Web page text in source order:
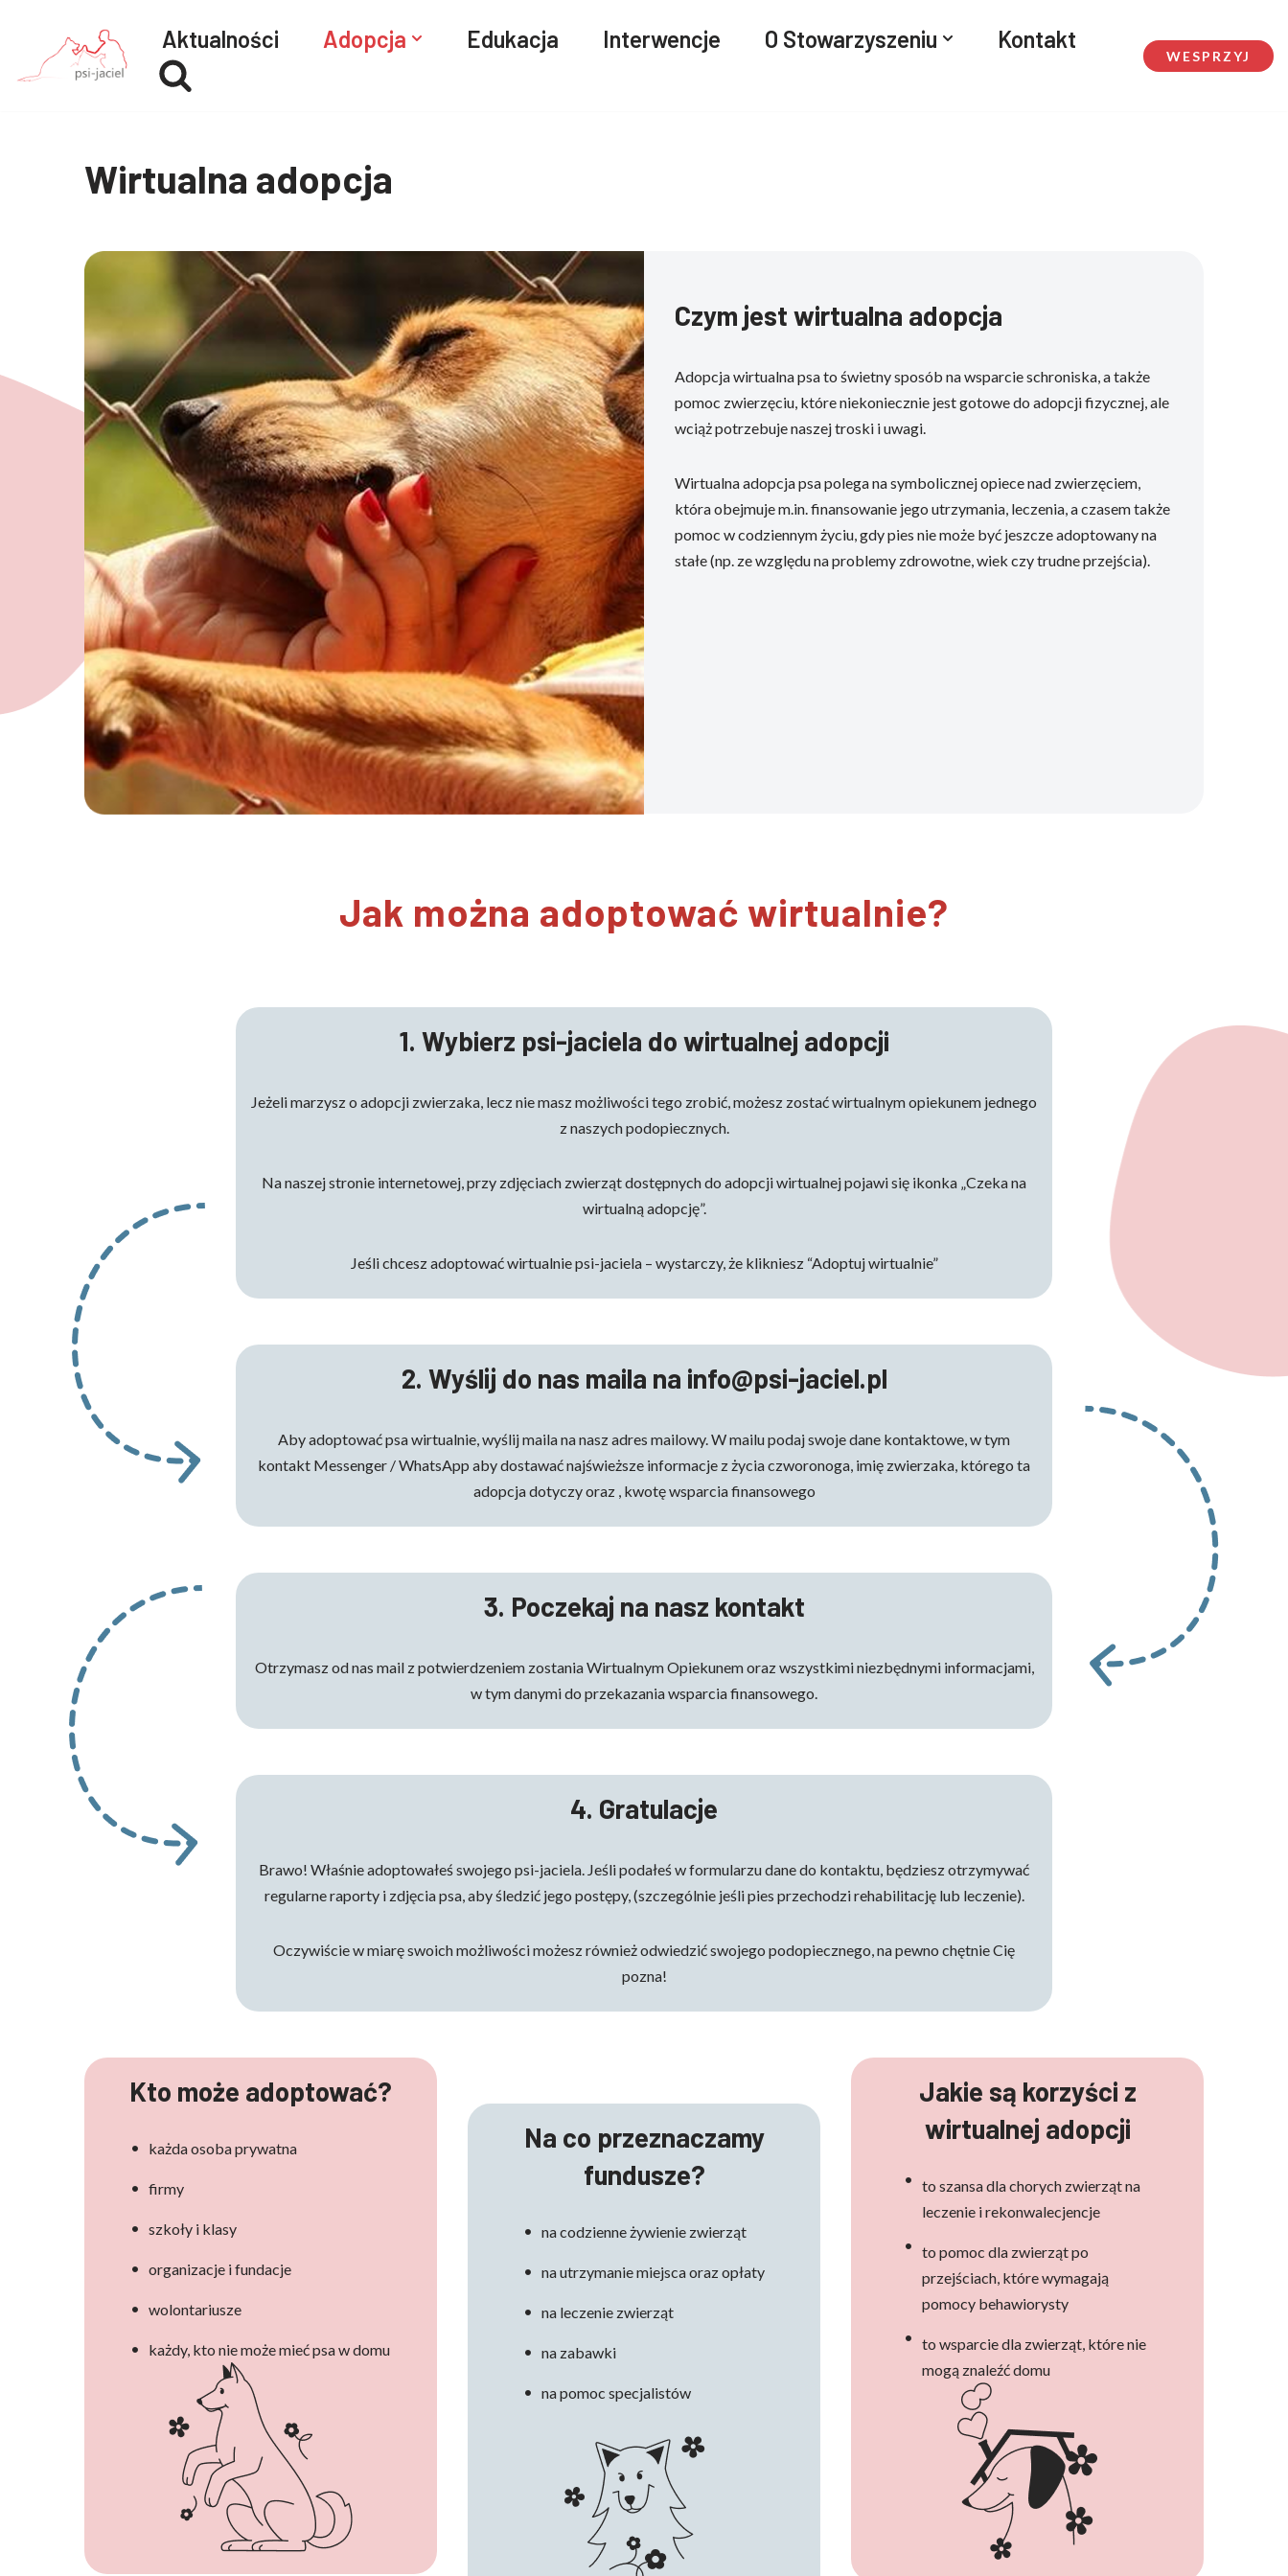
Przejdź
do
Aktualności Adopcja Edukacja Interwencje O Stowarzyszeniu Kontakt
WESPRZYJ
Wirtualna adopcja
Czym jest wirtualna adopcja
Adopcja wirtualna psa to świetny sposób na wsparcie schroniska, a także
pomoc zwierzęciu, które niekoniecznie jest gotowe do adopcji fizycznej, ale
wciąż potrzebuje naszej troski i uwagi.
Wirtualna adopcja psa polega na symbolicznej opiece nad zwierzęciem,
która obejmuje m.in. finansowanie jego utrzymania, leczenia, a czasem także
pomoc w codziennym życiu, gdy pies nie może być jeszcze adoptowany na
stałe (np. ze względu na problemy zdrowotne, wiek czy trudne przejścia).
Jak można adoptować wirtualnie?
1. Wybierz psi-jaciela do wirtualnej adopcji
Jeżeli marzysz o adopcji zwierzaka, lecz nie masz możliwości tego zrobić, możesz zostać wirtualnym opiekunem jednego
z naszych podopiecznych.
Na naszej stronie internetowej, przy zdjęciach zwierząt dostępnych do adopcji wirtualnej pojawi się ikonka „Czeka na
wirtualną adopcję”.
Jeśli chcesz adoptować wirtualnie psi-jaciela – wystarczy, że klikniesz “Adoptuj wirtualnie”
2. Wyślij do nas maila na info@psi-jaciel.pl
Aby adoptować psa wirtualnie, wyślij maila na nasz adres mailowy. W mailu podaj swoje dane kontaktowe, w tym
kontakt Messenger / WhatsApp aby dostawać najświeższe informacje z życia czworonoga, imię zwierzaka, którego ta
adopcja dotyczy oraz , kwotę wsparcia finansowego
3. Poczekaj na nasz kontakt
Otrzymasz od nas mail z potwierdzeniem zostania Wirtualnym Opiekunem oraz wszystkimi niezbędnymi informacjami,
w tym danymi do przekazania wsparcia finansowego.
4. Gratulacje
Brawo! Właśnie adoptowałeś swojego psi-jaciela. Jeśli podałeś w formularzu dane do kontaktu, będziesz otrzymywać
regularne raporty i zdjęcia psa, aby śledzić jego postępy, (szczególnie jeśli pies przechodzi rehabilitację lub leczenie).
Oczywiście w miarę swoich możliwości możesz również odwiedzić swojego podopiecznego, na pewno chętnie Cię
pozna!
Kto może adoptować?
każda osoba prywatna
firmy
szkoły i klasy
organizacje i fundacje
wolontariusze
każdy, kto nie może mieć psa w domu
Na co przeznaczamy
fundusze?
na codzienne żywienie zwierząt
na utrzymanie miejsca oraz opłaty
na leczenie zwierząt
na zabawki
na pomoc specjalistów
Jakie są korzyści z
wirtualnej adopcji
to szansa dla chorych zwierząt na
leczenie i rekonwalecjencje
to pomoc dla zwierząt po
przejściach, które wymagają
pomocy behawiorysty
to wsparcie dla zwierząt, które nie
mogą znaleźć domu